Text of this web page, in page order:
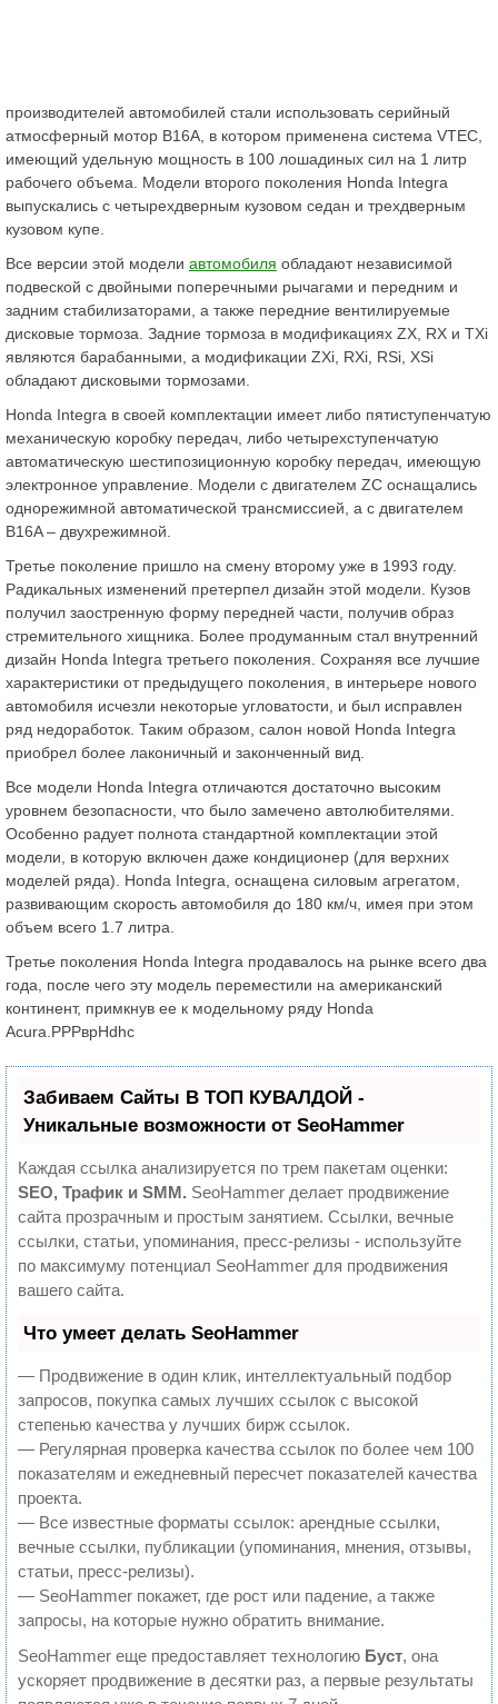
производителей автомобилей стали использовать серийный
атмосферный мотор B16A, в котором применена система VTEC,
имеющий удельную мощность в 100 лошадиных сил на 1 литр
рабочего объема. Модели второго поколения Honda Integra
выпускались с четырехдверным кузовом седан и трехдверным
кузовом купе.
Все версии этой модели автомобиля обладают независимой
подвеской с двойными поперечными рычагами и передним и
задним стабилизаторами, а также передние вентилируемые
дисковые тормоза. Задние тормоза в модификациях ZX, RX и TXi
являются барабанными, а модификации ZXi, RXi, RSi, XSi
обладают дисковыми тормозами.
Honda Integra в своей комплектации имеет либо пятиступенчатую
механическую коробку передач, либо четырехступенчатую
автоматическую шестипозиционную коробку передач, имеющую
электронное управление. Модели с двигателем ZC оснащались
однорежимной автоматической трансмиссией, а с двигателем
B16A – двухрежимной.
Третье поколение пришло на смену второму уже в 1993 году.
Радикальных изменений претерпел дизайн этой модели. Кузов
получил заостренную форму передней части, получив образ
стремительного хищника. Более продуманным стал внутренний
дизайн Honda Integra третьего поколения. Сохраняя все лучшие
характеристики от предыдущего поколения, в интерьере нового
автомобиля исчезли некоторые угловатости, и был исправлен
ряд недоработок. Таким образом, салон новой Honda Integra
приобрел более лаконичный и законченный вид.
Все модели Honda Integra отличаются достаточно высоким
уровнем безопасности, что было замечено автолюбителями.
Особенно радует полнота стандартной комплектации этой
модели, в которую включен даже кондиционер (для верхних
моделей ряда). Honda Integra, оснащена силовым агрегатом,
развивающим скорость автомобиля до 180 км/ч, имея при этом
объем всего 1.7 литра.
Третье поколения Honda Integra продавалось на рынке всего два
года, после чего эту модель переместили на американский
континент, примкнув ее к модельному ряду Honda
Acura.РРРврHdhc
Забиваем Сайты В ТОП КУВАЛДОЙ -
Уникальные возможности от SeoHammer
Каждая ссылка анализируется по трем пакетам оценки:
SEO, Трафик и SMM. SeoHammer делает продвижение
сайта прозрачным и простым занятием. Ссылки, вечные
ссылки, статьи, упоминания, пресс-релизы - используйте
по максимуму потенциал SeoHammer для продвижения
вашего сайта.
Что умеет делать SeoHammer
— Продвижение в один клик, интеллектуальный подбор
запросов, покупка самых лучших ссылок с высокой
степенью качества у лучших бирж ссылок.
— Регулярная проверка качества ссылок по более чем 100
показателям и ежедневный пересчет показателей качества
проекта.
— Все известные форматы ссылок: арендные ссылки,
вечные ссылки, публикации (упоминания, мнения, отзывы,
статьи, пресс-релизы).
— SeoHammer покажет, где рост или падение, а также
запросы, на которые нужно обратить внимание.
SeoHammer еще предоставляет технологию Буст, она
ускоряет продвижение в десятки раз, а первые результаты